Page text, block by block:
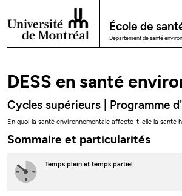
Passer au contenu
École de
Département de santé
DESS en santé
Cycles supérieurs | Programme
En quoi la santé environnementale affecte-t-elle la santé
Sommaire et particularités
Temps plein et temps partiel